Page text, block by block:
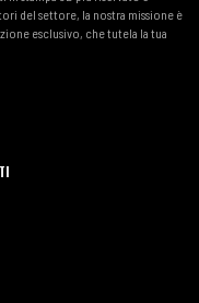
del settore, la nostra missione è
esclusivo, che tutela la tua